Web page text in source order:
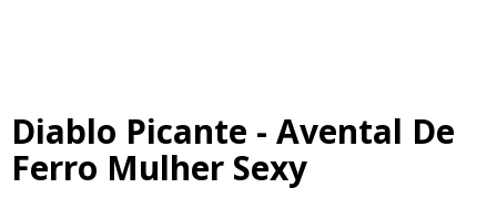
Diablo Picante - Avental De
Ferro Mulher Sexy